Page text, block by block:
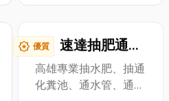
並介紹多款實
award_star 優質
速達抽肥通管
行
高雄專業抽水肥、抽通
化糞池、通水管、通馬